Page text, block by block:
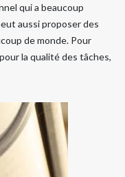
qui a beaucoup
aussi proposer des
de monde. Pour
la qualité des tâches,